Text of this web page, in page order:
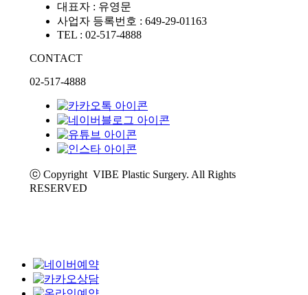
대표자 : 유영문
사업자 등록번호 : 649-29-01163
TEL : 02-517-4888
CONTACT
02-517-4888
ⓒ Copyright VIBE Plastic Surgery. All Rights
RESERVED